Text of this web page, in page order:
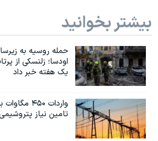
بیشتر بخوانید
حمله روسیه به
یک هفته خبر داد
واردات ۴۵۰
تامین نیاز